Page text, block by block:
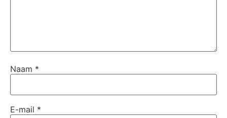
Naam *
E-mail *